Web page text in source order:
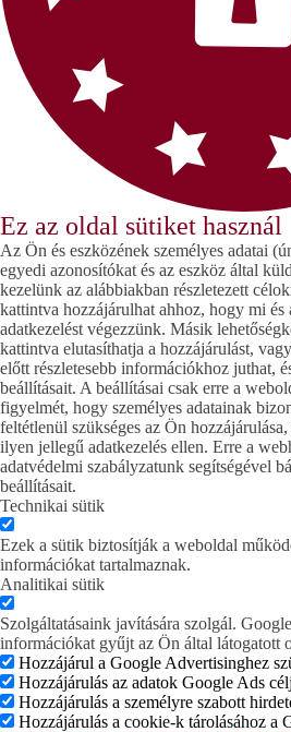
Ez az oldal sütiket használ
Az Ön és eszközének személyes adatai
egyedi azonosítókat és az eszköz által
kezelünk az alábbiakban részletezett
kattintva hozzájárulhat ahhoz, hogy mi és
adatkezelést végezzünk. Másik
kattintva elutasíthatja a hozzájárulást,
előtt részletesebb információkhoz juthat,
beállításait. A beállításai csak erre a
figyelmét, hogy személyes adatainak
feltétlenül szükséges az Ön
ilyen jellegű adatkezelés ellen. Erre a
adatvédelmi szabályzatunk segítségével
beállításait.
Technikai sütik
Ezek a sütik biztosítják a weboldal
információkat tartalmaznak.
Analitikai sütik
Szolgáltatásaink javítására szolgál.
információkat gyűjt az Ön által látogatott
Hozzájárul a Google Advertisinghez
Hozzájárulás az adatok Google Ads
Hozzájárulás a személyre szabott
Hozzájárulás a cookie-k tárolásához a